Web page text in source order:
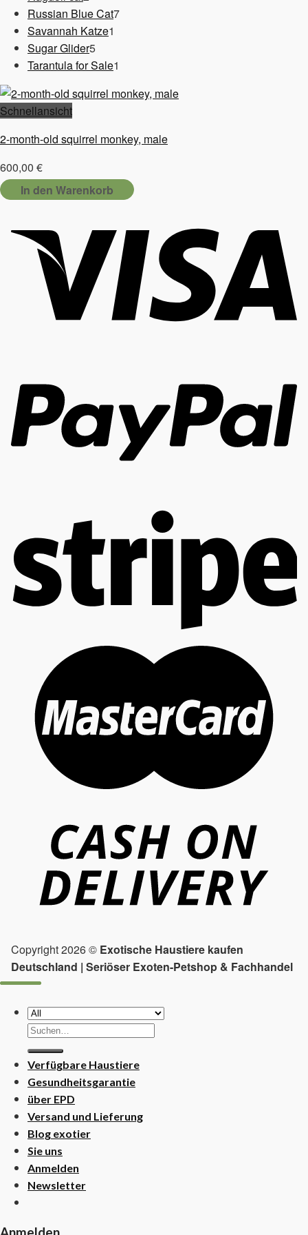
Produkte
Russian Blue Cat77
Savannah Katze1
Sugar Glider55
Produkte
Tarantula for Sale1
Schnellansicht
2-month-old squirrel monkey, male
600,00 €
In den Warenkorb
Copyright 2026 © Exotische Haustiere kaufen
Deutschland | Seriöser Exoten-Petshop & Fachhandel
Suchen
nach:
Verfügbare Haustiere
Gesundheitsgarantie
über EPD
Versand und Lieferung
Blog exotier
Sie uns
Anmelden
Newsletter